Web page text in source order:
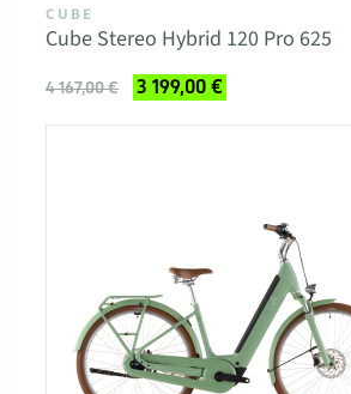
CUBE
Cube Stereo Hybrid 120 Pro 625
4 167,00 € 3 199,00 €